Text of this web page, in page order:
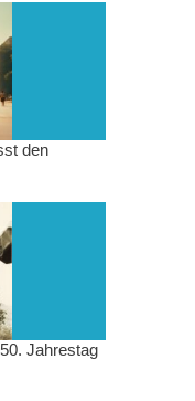
den
Jahrestag